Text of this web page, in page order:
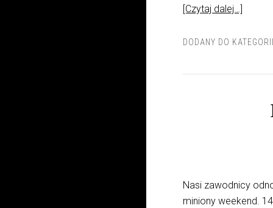
[Czytaj dalej…]
DODANY DO
Nasi zawodnicy
miniony weekend.